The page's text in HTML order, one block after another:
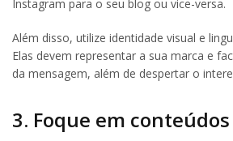
Instagram para o seu blog ou vice-versa.
Além disso, utilize identidade visual e
Elas devem representar a sua marca e
da mensagem, além de despertar o
3. Foque em